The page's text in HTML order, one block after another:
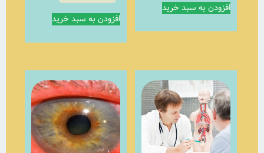
افزودن به سبد خرید
افزودن به سبد خرید